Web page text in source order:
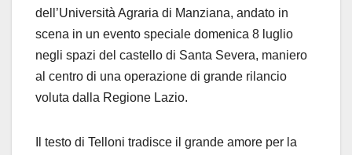
dell’Università Agraria di Manziana, andato in
scena in un evento speciale domenica 8 luglio
negli spazi del castello di Santa Severa, maniero
al centro di una operazione di grande rilancio
voluta dalla Regione Lazio.
Il testo di Telloni tradisce il grande amore per la